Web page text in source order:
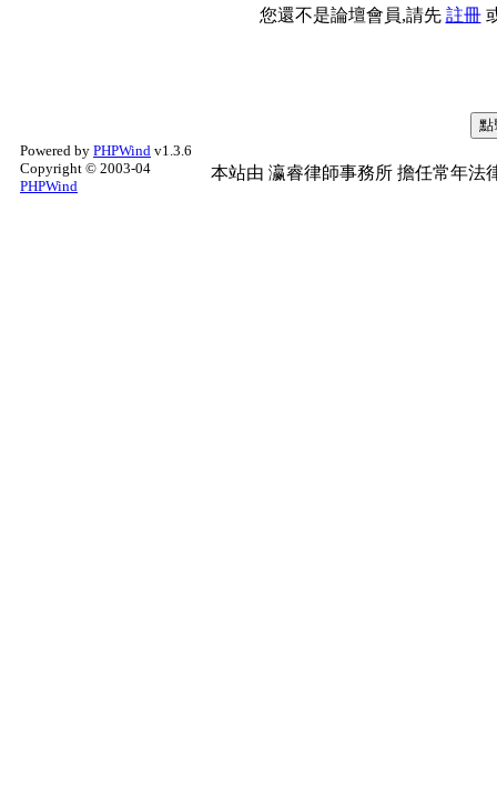
您還不是論壇會員,請先 註冊
Powered by PHPWind v1.3.6
Copyright © 2003-04
PHPWind
本站由 瀛睿律師事務所 擔任常年法